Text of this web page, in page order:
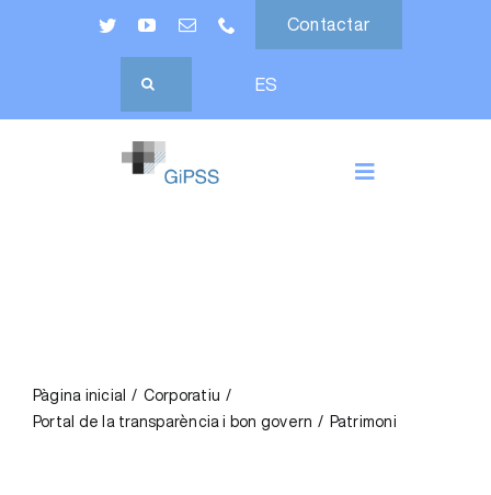
Contactar
ES
Toggle
CORPORATIU
Pàgina inicial
Corporatiu
Portal de la transparència i bon govern
Patrimoni